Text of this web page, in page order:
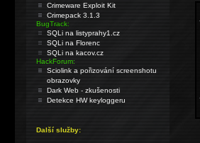
Crimeware Exploit Kit
Crimepack 3.1.3
BugTrack:
SQLi na listyprahy1.cz
SQLi na Florenc
SQLi na kacov.cz
HackForum:
Sciolink a pořizování screenshotu
obrazovky
Dark Web - zkušenosti
Detekce HW keyloggeru
Další služby: